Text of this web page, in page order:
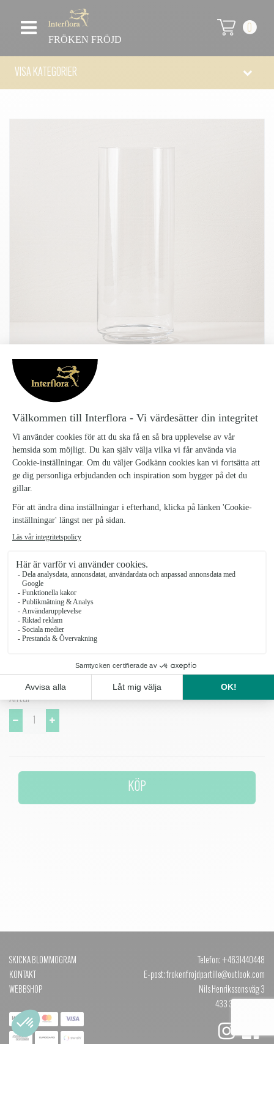
FRÖKEN FRÖJD
0
VISA KATEGORIER
VAS AMARYLLIS
195 kr
Amaryllis är en munblåst vas i klarglas och framtagen för de
vanligaste typerna av buketter. Vasen passar framförallt en högre
bukett eller snittblomma.
Diameter: 14 cm Höjd: 35 cm
och det kan förekomma små bubblor i glaset.
Antal
KÖP
SKICKA BLOMMOGRAM
KONTAKT
WEBBSHOP
Telefon: +4631440448
E-post: frokenfrojdpartille@outlook.com
Nils Henrikssons väg 3
433 35 PARTILLE